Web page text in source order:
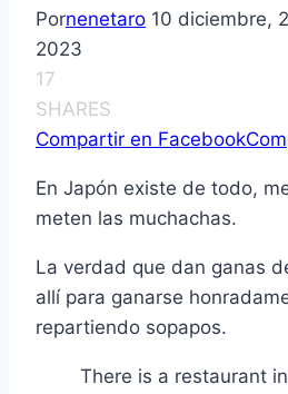
Pornenetaro 10 diciembre,
2023
17
SHARES
Compartir en Facebook
En Japón existe de todo,
meten las muchachas.
La verdad que dan ganas
allí para ganarse
repartiendo sopapos.
There is a restaurant